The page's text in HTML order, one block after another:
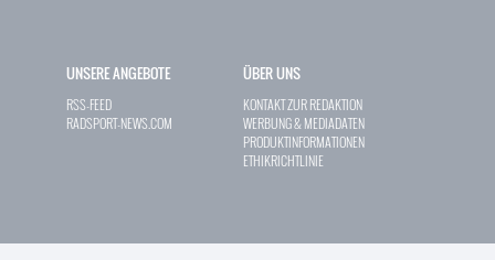
UNSERE ANGEBOTE
RSS-FEED
RADSPORT-NEWS.COM
ÜBER UNS
KONTAKT ZUR REDAKTION
WERBUNG & MEDIADATEN
PRODUKTINFORMATIONEN
ETHIKRICHTLINIE